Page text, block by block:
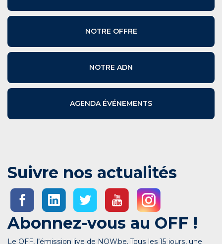
NOTRE OFFRE
NOTRE ADN
AGENDA ÉVÉNEMENTS
Suivre nos actualités
Abonnez-vous au OFF !
Le OFF, l’émission live de NOW.be. Tous les 15 jours, une